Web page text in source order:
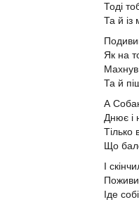
Тоді
Та й із
Як на
Та й
А
Днює і
Тілько
Що
І
Іде